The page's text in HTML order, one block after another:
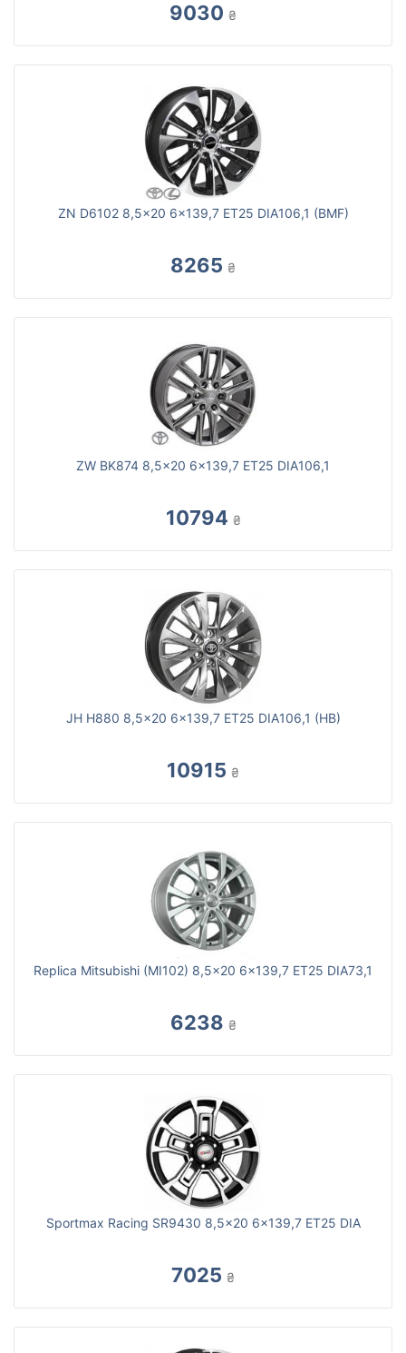
9030 ₴
ZN D6102 8,5x20 6x139,7 ET25 DIA106,1 (BMF)
8265 ₴
ZW BK874 8,5x20 6x139,7 ET25 DIA106,1
10794 ₴
JH H880 8,5x20 6x139,7 ET25 DIA106,1 (HB)
10915 ₴
Replica Mitsubishi (MI102) 8,5x20 6x139,7 ET25 DIA73,1
6238 ₴
Sportmax Racing SR9430 8,5x20 6x139,7 ET25 DIA
7025 ₴